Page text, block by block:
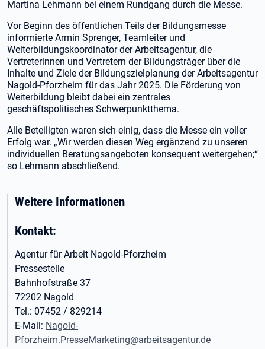
Martina Lehmann bei einem Rundgang durch die Messe.
Vor Beginn des öffentlichen Teils der Bildungsmesse
informierte Armin Sprenger, Teamleiter und
Weiterbildungskoordinator der Arbeitsagentur, die
Vertreterinnen und Vertretern der Bildungsträger über die
Inhalte und Ziele der Bildungszielplanung der Arbeitsagentur
Nagold-Pforzheim für das Jahr 2025. Die Förderung von
Weiterbildung bleibt dabei ein zentrales
geschäftspolitisches Schwerpunktthema.
Alle Beteiligten waren sich einig, dass die Messe ein voller
Erfolg war. „Wir werden diesen Weg ergänzend zu unseren
individuellen Beratungsangeboten konsequent weitergehen;“
so Lehmann abschließend.
Weitere Informationen
Kontakt:
Agentur für Arbeit Nagold-Pforzheim
Pressestelle
Bahnhofstraße 37
72202 Nagold
Tel.: 07452 / 829214
E-Mail: Nagold-
Pforzheim.PresseMarketing@arbeitsagentur.de